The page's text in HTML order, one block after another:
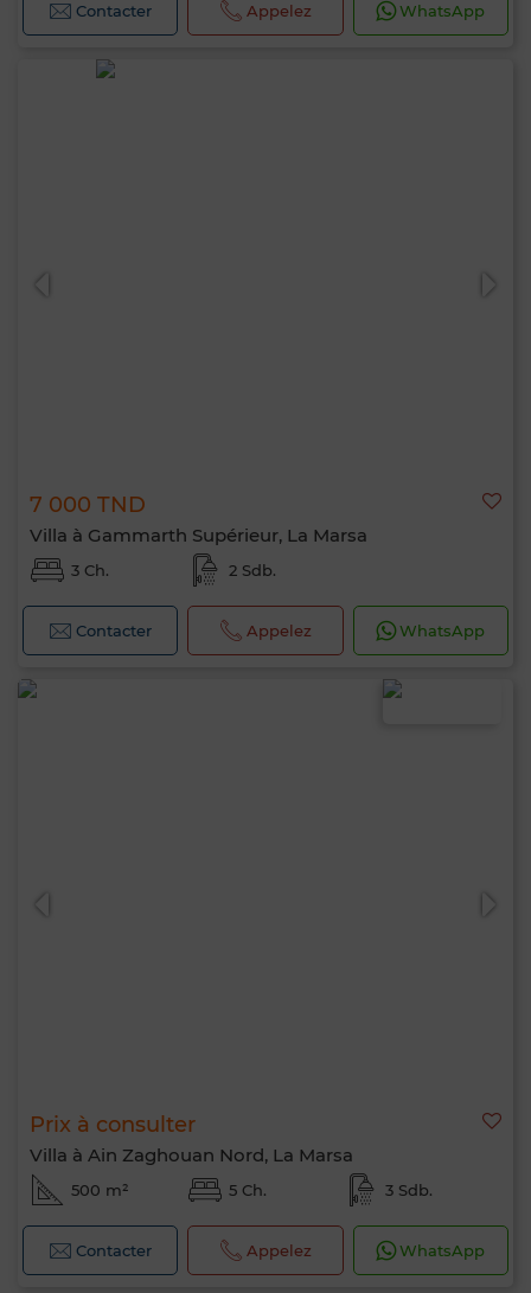
Contacter Appelez WhatsApp
7 000 TND
Villa à Gammarth Supérieur, La Marsa
3 Ch. 2 Sdb.
Contacter Appelez WhatsApp
Prix à consulter
Villa à Ain Zaghouan Nord, La Marsa
500 m² 5 Ch. 3 Sdb.
Contacter Appelez WhatsApp